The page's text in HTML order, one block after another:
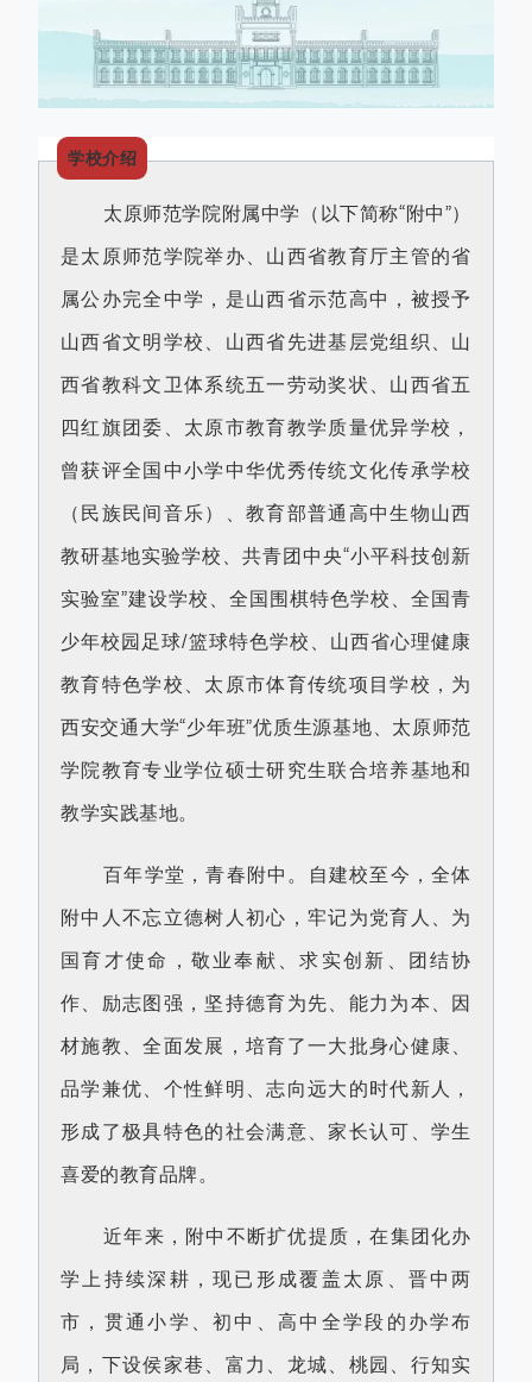
学校介绍
太原师范学院附属中学（以下简称“附中”）
是太原师范学院举办、山西省教育厅主管的省
属公办完全中学，是山西省示范高中，被授予
山西省文明学校、山西省先进基层党组织、山
西省教科文卫体系统五一劳动奖状、山西省五
四红旗团委、太原市教育教学质量优异学校，
曾获评全国中小学中华优秀传统文化传承学校
（民族民间音乐）、教育部普通高中生物山西
教研基地实验学校、共青团中央“小平科技创新
实验室”建设学校、全国围棋特色学校、全国青
少年校园足球/篮球特色学校、山西省心理健康
教育特色学校、太原市体育传统项目学校，为
西安交通大学“少年班”优质生源基地、太原师范
学院教育专业学位硕士研究生联合培养基地和
教学实践基地。
百年学堂，青春附中。自建校至今，全体
附中人不忘立德树人初心，牢记为党育人、为
国育才使命，敬业奉献、求实创新、团结协
作、励志图强，坚持德育为先、能力为本、因
材施教、全面发展，培育了一大批身心健康、
品学兼优、个性鲜明、志向远大的时代新人，
形成了极具特色的社会满意、家长认可、学生
喜爱的教育品牌。
近年来，附中不断扩优提质，在集团化办
学上持续深耕，现已形成覆盖太原、晋中两
市，贯通小学、初中、高中全学段的办学布
局，下设侯家巷、富力、龙城、桃园、行知实